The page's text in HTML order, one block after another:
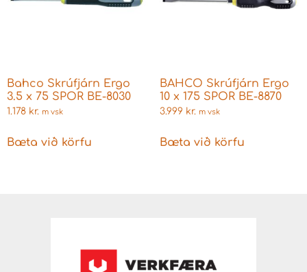
Bahco Skrúfjárn Ergo
3.5 x 75 SPOR BE-8030
1.178 kr. m vsk
Bæta við körfu
BAHCO Skrúfjárn Ergo
10 x 175 SPOR BE-8870
3.999 kr. m vsk
Bæta við körfu